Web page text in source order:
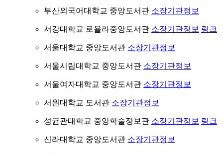
부산외국어대학교 중앙도서관 소장기관정보
서강대학교 로욜라중앙도서관 소장기관정보 링크
서울대학교 중앙도서관 소장기관정보
서울시립대학교 중앙도서관 소장기관정보
서울여자대학교 중앙도서관 소장기관정보
서원대학교 도서관 소장기관정보
성균관대학교 중앙학술정보관 소장기관정보 링크
신라대학교 중앙도서관 소장기관정보